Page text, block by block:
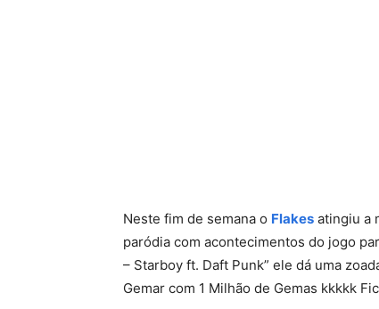
Neste fim de semana o Flakes atingiu a
paródia com acontecimentos do jogo
– Starboy ft. Daft Punk” ele dá uma
Gemar com 1 Milhão de Gemas kkkkk